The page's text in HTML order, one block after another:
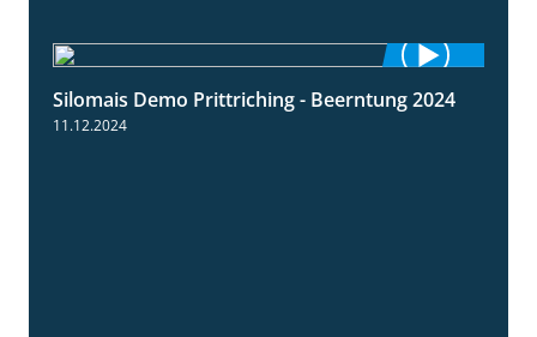
12:28
Silomais Demo Prittriching - Beerntung 2024
11.12.2024